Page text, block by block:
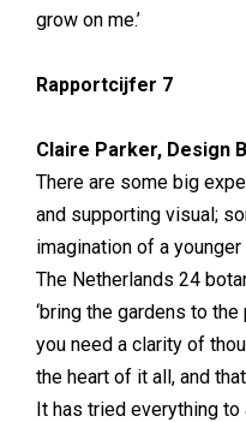
grow on me.’
Rapportcijfer 7
Claire Parker, Design
There are some big
and supporting visual;
imagination of a
The Netherlands 24
‘bring the gardens to
you need a clarity of
the heart of it all, and
It has tried everything